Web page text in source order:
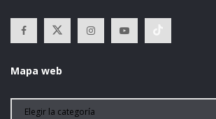
Mapa web